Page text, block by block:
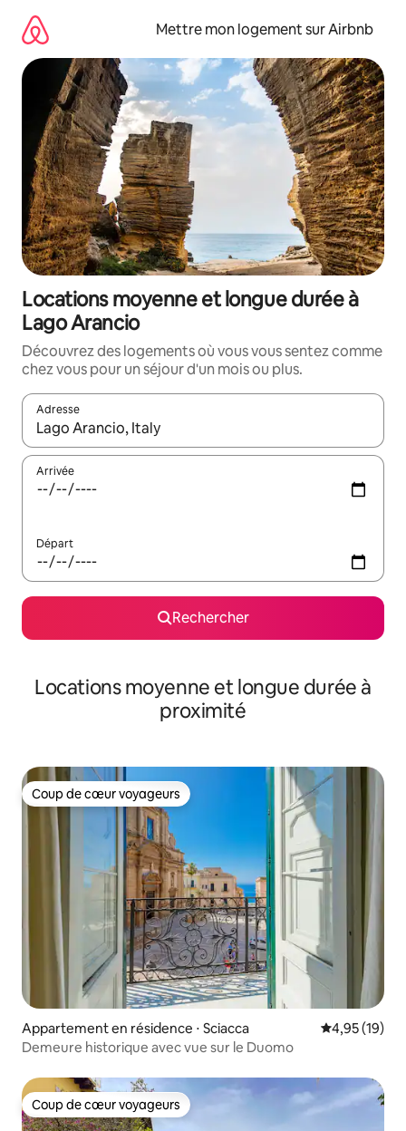
directement
contenu
Mettre mon logement sur Airbnb
Locations moyenne et longue durée à
Lago Arancio
Découvrez des logements où vous vous sentez comme
chez vous pour un séjour d'un mois ou plus.
Adresse
Lorsque les résultats s'affichent, utilisez les flèches vers le
Arrivée
Départ
Rechercher
Locations moyenne et longue durée à
proximité
Coup de cœur voyageurs
Coup de cœur voyageurs
Appartement en résidence ⋅ Sciacca Évaluation
4,95 (19)
Demeure historique avec vue sur le Duomo
Coup de cœur voyageurs
Coup de cœur voyageurs